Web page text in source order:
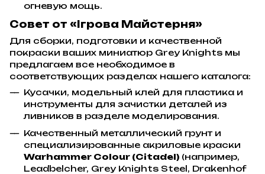
огневую мощь.
Совет от «Ігрова Майстерня»
Для сборки, подготовки и качественной
покраски ваших миниатюр Grey Knights мы
предлагаем все необходимое в
соответствующих разделах нашего каталога:
Кусачки, модельный клей для пластика и
инструменты для зачистки деталей из
ливников в разделе моделирования.
Качественный металлический грунт и
специализированные акриловые краски
Warhammer Colour (Citadel) (например,
Leadbelcher, Grey Knights Steel, Drakenhof